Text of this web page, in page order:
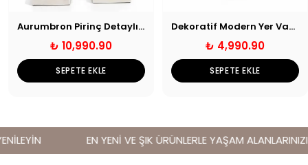
Aurumbron Pirinç Detaylı Cam Vazo Seti
₺ 10,990.90
SEPETE EKLE
Dekoratif Modern Yer Vazosu
₺ 4,990.90
SEPETE EKLE
EN YENİ VE ŞIK ÜRÜNLERLE YAŞAM ALANLARINIZI